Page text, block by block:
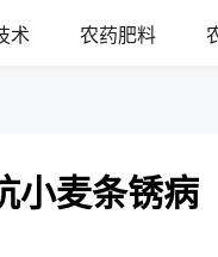
术 农药肥料
小麦条锈病